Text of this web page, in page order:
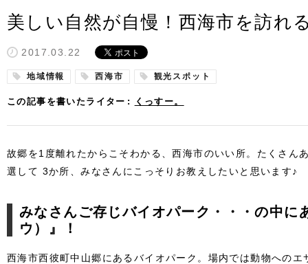
美しい自然が自慢！西海市を訪れ
2017.03.22
地域情報 西海市 観光スポット
この記事を書いたライター くっすー。
故郷を1度離れたからこそわかる、西海市のいい所。たくさん
選して 3か所、みなさんにこっそりお教えしたいと思います♪
みなさんご存じバイオパーク・・・の中に
ウ）』！
西海市西彼町中山郷にあるバイオパーク。場内では動物への